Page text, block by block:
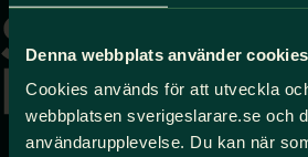
Denna webbplats använder cookies
Cookies används för att utveckla
webbplatsen sverigeslarare.se och
användarupplevelse. Du kan när
startsidan